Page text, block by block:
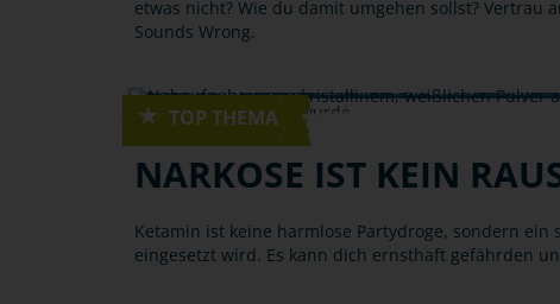
etwas nicht? Wie du damit umgehen sollst? Vertrau
Sounds Wrong.
NARKOSE IST KEIN
Ketamin ist keine harmlose Partydroge, sondern
eingesetzt wird. Es kann dich ernsthaft gefährden